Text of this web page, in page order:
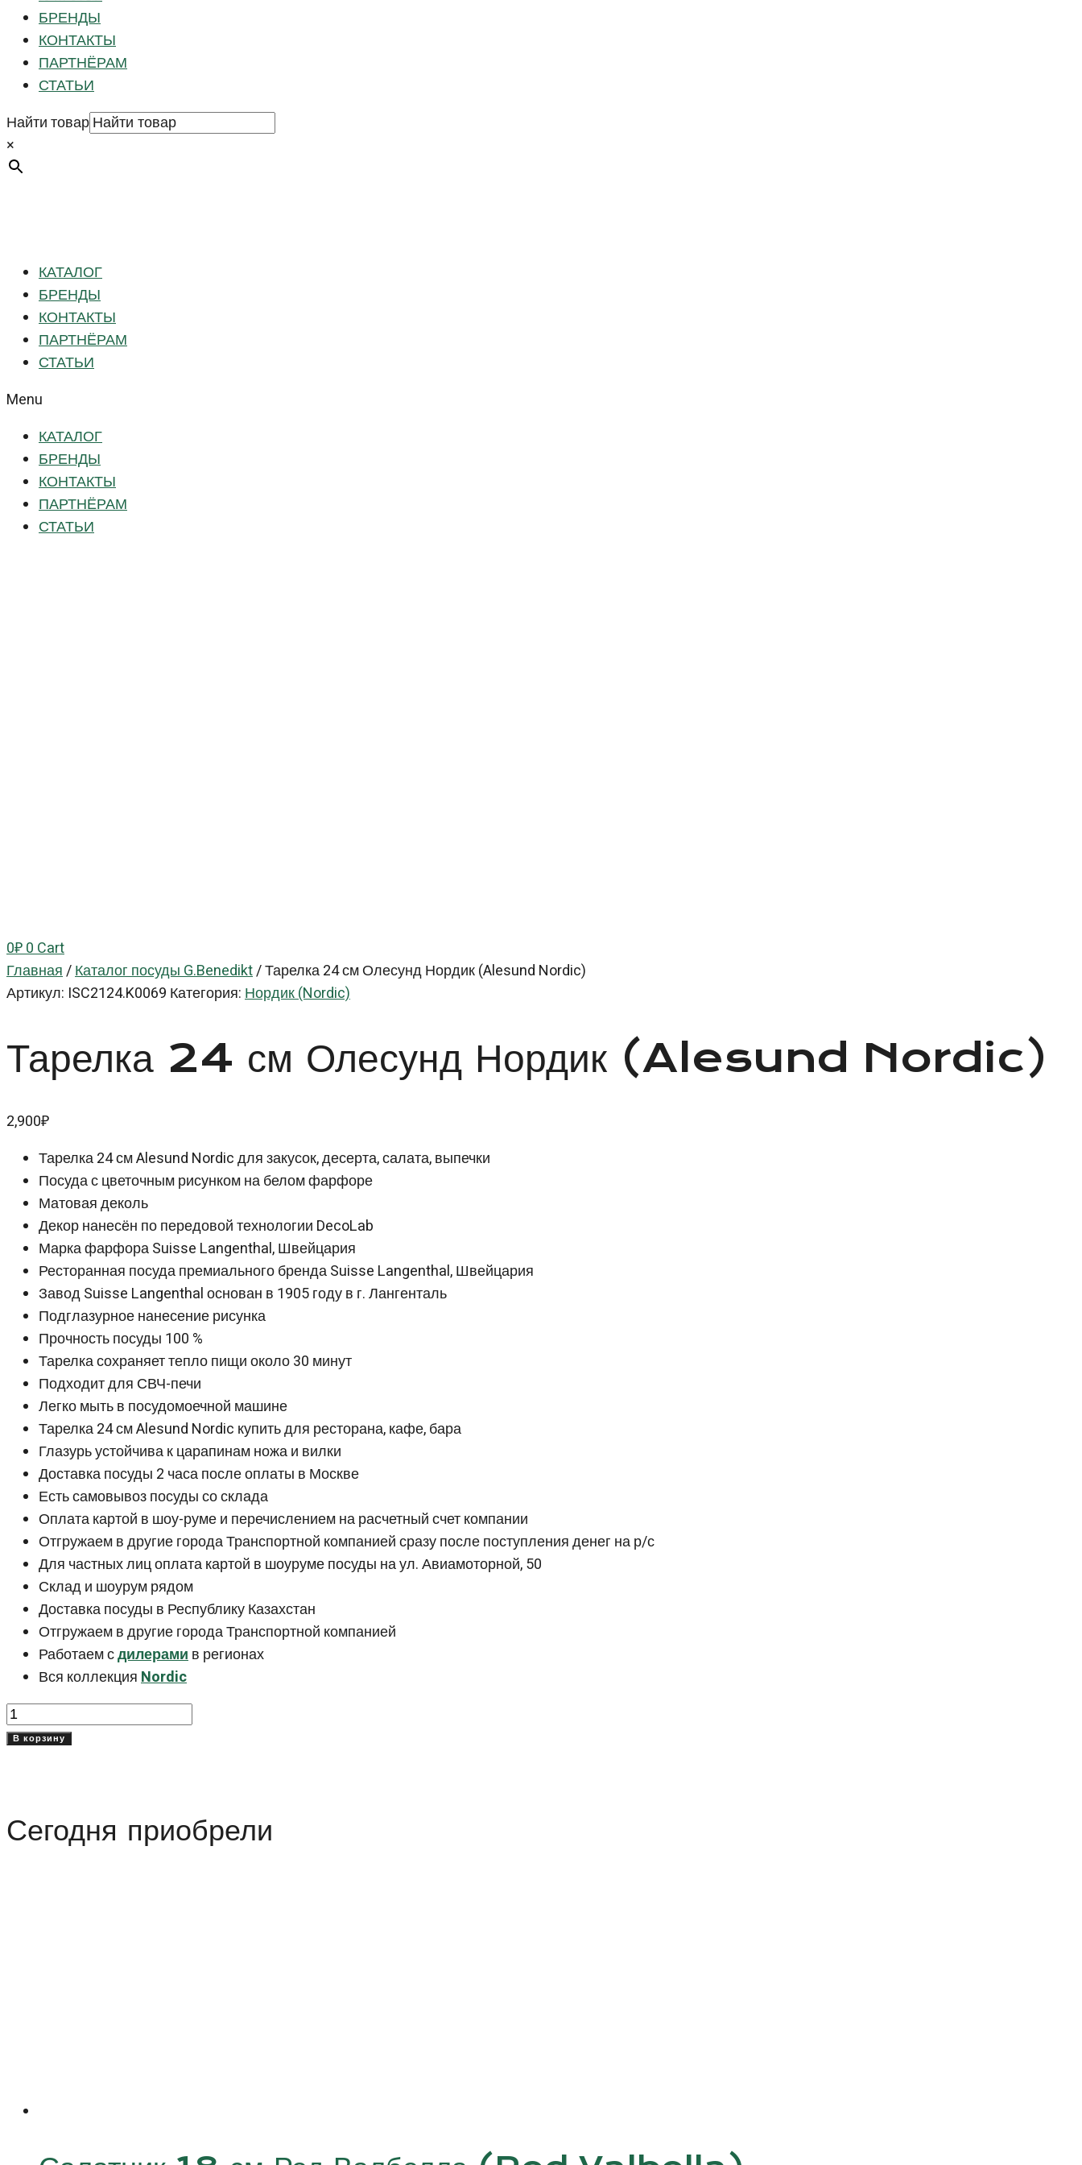
БРЕНДЫ
КОНТАКТЫ
ПАРТНЁРАМ
СТАТЬИ
Найти товар
×
КАТАЛОГ
БРЕНДЫ
КОНТАКТЫ
ПАРТНЁРАМ
СТАТЬИ
Menu
КАТАЛОГ
БРЕНДЫ
КОНТАКТЫ
ПАРТНЁРАМ
СТАТЬИ
0₽0Cart
Главная/Каталог посуды G.Benedikt/Тарелка 24 см Олесунд Нордик (Alesund Nordic)
Артикул: ISC2124.K0069 Категория:Нордик (Nordic)
Тарелка 24 см Олесунд Нордик (Alesund Nordic)
2,900₽
Тарелка 24 см Alesund Nordic для закусок, десерта, салата, выпечки
Посуда с цветочным рисунком на белом фарфоре
Матовая деколь
Декор нанесён по передовой технологии DecoLab
Марка фарфора Suisse Langenthal, Швейцария
Ресторанная посуда премиального бренда Suisse Langenthal, Швейцария
Завод Suisse Langenthal основан в 1905 году в г. Лангенталь
Подглазурное нанесение рисунка
Прочность посуды 100 %
Тарелка сохраняет тепло пищи около 30 минут
Подходит для СВЧ-печи
Легко мыть в посудомоечной машине
Тарелка 24 см Alesund Nordic купить для ресторана, кафе, бара
Глазурь устойчива к царапинам ножа и вилки
Доставка посуды 2 часа после оплаты в Москве
Есть самовывоз посуды со склада
Оплата картой в шоу-руме и перечислением на расчетный счет компании
Отгружаем в другие города Транспортной компанией сразу после поступления денег на р/с
Для частных лиц оплата картой в шоуруме посуды на ул. Авиамоторной, 50
Склад и шоурум рядом
Доставка посуды в Республику Казахстан
Отгружаем в другие города Транспортной компанией
Работаем сдилерамив регионах
Вся коллекцияNordic
Количество
товара
Олесунд
В корзину
Сегодня приобрели